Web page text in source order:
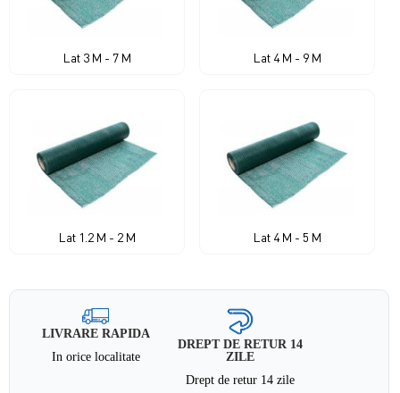
Lat 3 M - 7 M Lat 4 M - 9 M
Lat 1.2 M - 2 M Lat 4 M - 5 M
LIVRARE RAPIDA
In orice localitate
DREPT DE RETUR 14
ZILE
Drept de retur 14 zile